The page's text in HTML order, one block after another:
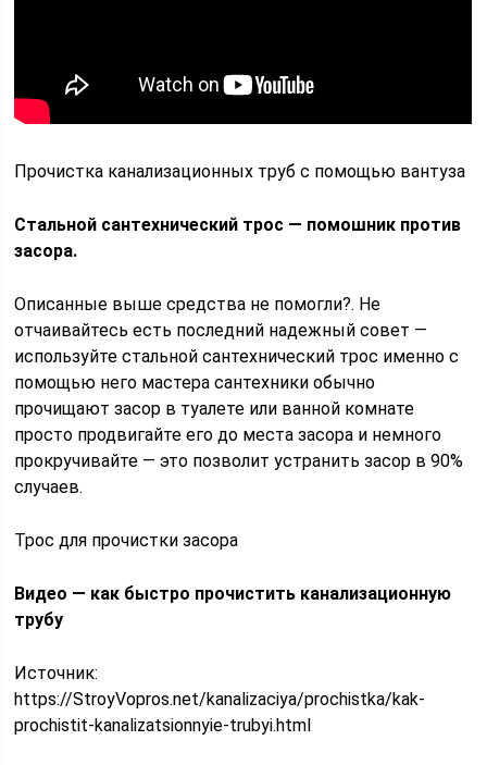
Прочистка канализационных труб с помощью вантуза
Стальной сантехнический трос — помошник против
засора.
Описанные выше средства не помогли?. Не
отчаивайтесь есть последний надежный совет —
используйте стальной сантехнический трос именно с
помощью него мастера сантехники обычно
прочищают засор в туалете или ванной комнате
просто продвигайте его до места засора и немного
прокручивайте — это позволит устранить засор в 90%
случаев.
Трос для прочистки засора
Видео — как быстро прочистить канализационную
трубу
Источник:
https://StroyVopros.net/kanalizaciya/prochistka/kak-
prochistit-kanalizatsionnyie-trubyi.html